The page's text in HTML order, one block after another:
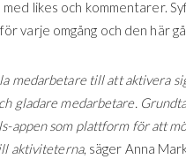
likes och kommentarer.
varje omgång och den här
medarbetare till att aktivera
gladare medarbetare.
appen som plattform för att
aktiviteterna, säger Anna